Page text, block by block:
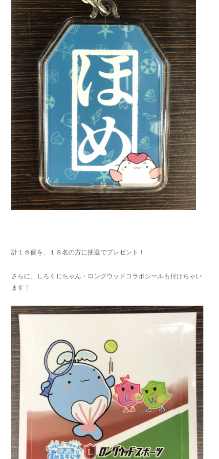
計１８個を、１８名の方に抽選でプレゼント！
さらに、しろくじちゃん・ロングウッドコラボシールも付けちゃい
ます！